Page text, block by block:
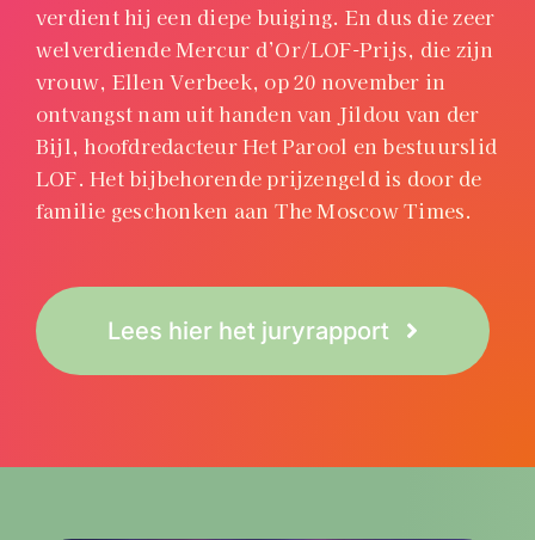
verdient hij een diepe buiging. En dus die zeer
welverdiende Mercur d’Or/LOF-Prijs, die zijn
vrouw, Ellen Verbeek, op 20 november in
ontvangst nam uit handen van Jildou van der
Bijl, hoofdredacteur Het Parool en bestuurslid
LOF.Het bijbehorende prijzengeld is door de
familie geschonken aan The Moscow Times.
Lees hier het juryrapport